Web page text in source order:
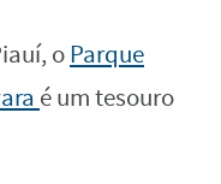
oParque
é um tesouro